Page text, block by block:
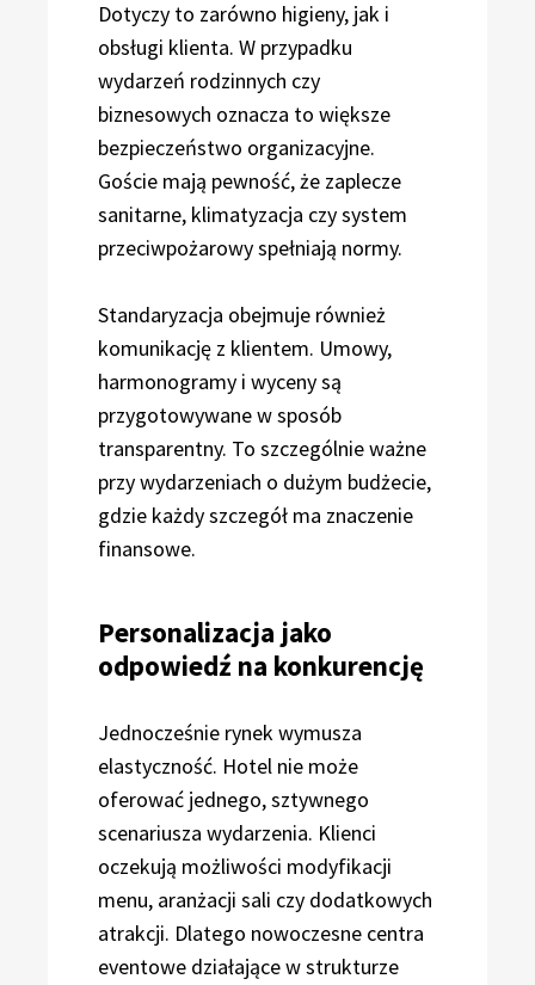
Dotyczy to zarówno higieny, jak i
obsługi klienta. W przypadku
wydarzeń rodzinnych czy
biznesowych oznacza to większe
bezpieczeństwo organizacyjne.
Goście mają pewność, że zaplecze
sanitarne, klimatyzacja czy system
przeciwpożarowy spełniają normy.
Standaryzacja obejmuje również
komunikację z klientem. Umowy,
harmonogramy i wyceny są
przygotowywane w sposób
transparentny. To szczególnie ważne
przy wydarzeniach o dużym budżecie,
gdzie każdy szczegół ma znaczenie
finansowe.
Personalizacja jako
odpowiedź na konkurencję
Jednocześnie rynek wymusza
elastyczność. Hotel nie może
oferować jednego, sztywnego
scenariusza wydarzenia. Klienci
oczekują możliwości modyfikacji
menu, aranżacji sali czy dodatkowych
atrakcji. Dlatego nowoczesne centra
eventowe działające w strukturze